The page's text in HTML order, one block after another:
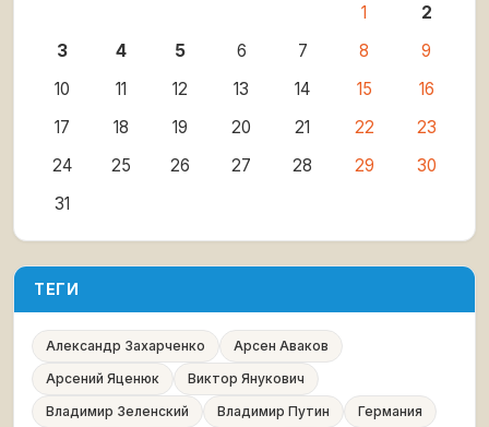
1
2
3
4 5 6 7 8
9
10
11 12 13 14 15
16
17
18 19 20 21 22
23
24
25 26 27 28 29
30
31
ТЕГИ
Александр Захарченко
Арсен Аваков
Арсений Яценюк
Виктор Янукович
Владимир Зеленский
Владимир Путин
Германия